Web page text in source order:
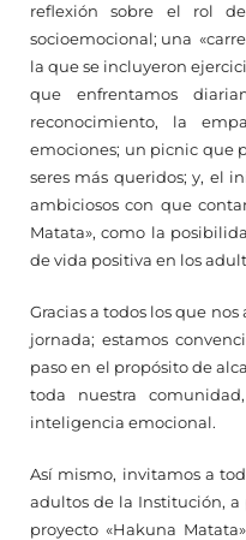
reflexión sobre el rol
socioemocional; una
la que se incluyeron
que enfrentamos
reconocimiento, la
emociones; un picnic que
seres más queridos; y, el
ambiciosos con que
Matata», como la
de vida positiva en los
Gracias a todos los que
jornada; estamos
paso en el propósito de
toda nuestra
inteligencia emocional.
Así mismo, invitamos a
adultos de la Institución,
proyecto «Hakuna